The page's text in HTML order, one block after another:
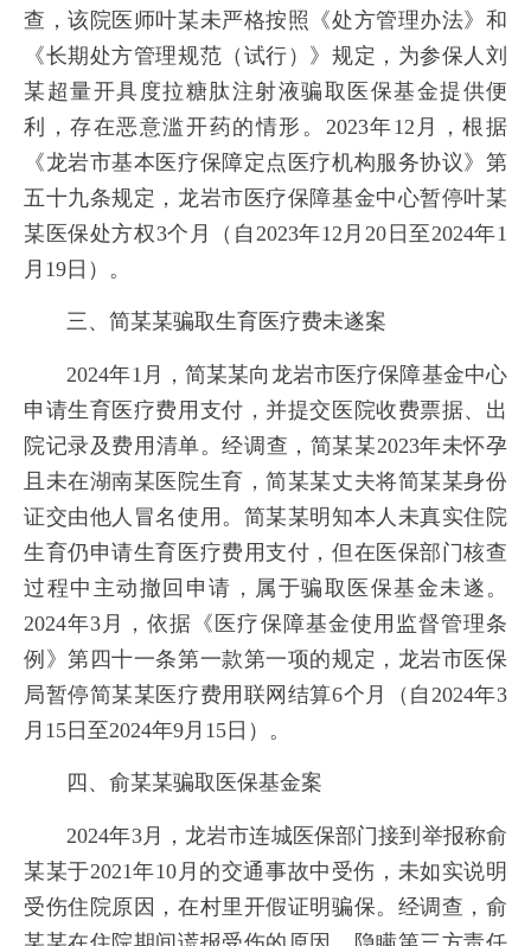
查，该院医师叶某未严格按照《处方管理办法》和
《长期处方管理规范（试行）》规定，为参保人刘
某超量开具度拉糖肽注射液骗取医保基金提供便
利，存在恶意滥开药的情形。2023年12月，根据
《龙岩市基本医疗保障定点医疗机构服务协议》第
五十九条规定，龙岩市医疗保障基金中心暂停叶某
某医保处方权3个月（自2023年12月20日至2024年1
月19日）。
三、简某某骗取生育医疗费未遂案
2024年1月，简某某向龙岩市医疗保障基金中心
申请生育医疗费用支付，并提交医院收费票据、出
院记录及费用清单。经调查，简某某2023年未怀孕
且未在湖南某医院生育，简某某丈夫将简某某身份
证交由他人冒名使用。简某某明知本人未真实住院
生育仍申请生育医疗费用支付，但在医保部门核查
过程中主动撤回申请，属于骗取医保基金未遂。
2024年3月，依据《医疗保障基金使用监督管理条
例》第四十一条第一款第一项的规定，龙岩市医保
局暂停简某某医疗费用联网结算6个月（自2024年3
月15日至2024年9月15日）。
四、俞某某骗取医保基金案
2024年3月，龙岩市连城医保部门接到举报称俞
某某于2021年10月的交通事故中受伤，未如实说明
受伤住院原因，在村里开假证明骗保。经调查，俞